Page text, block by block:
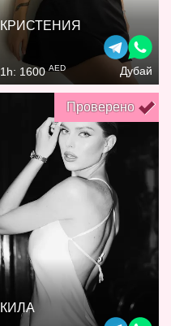
КРИСТЕНИЯ
1h: 1600AED Дубай
Проверено
КИЛА